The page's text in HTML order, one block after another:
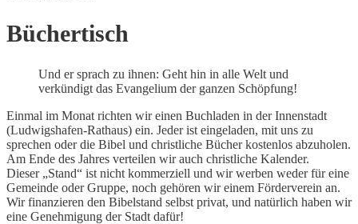
Büchertisch
Und er sprach zu ihnen: Geht hin in alle Welt und
verkündigt das Evangelium der ganzen Schöpfung!
Einmal im Monat richten wir einen Buchladen in der Innenstadt
(Ludwigshafen-Rathaus) ein. Jeder ist eingeladen, mit uns zu
sprechen oder die Bibel und christliche Bücher kostenlos abzuholen.
Am Ende des Jahres verteilen wir auch christliche Kalender.
Dieser „Stand“ ist nicht kommerziell und wir werben weder für eine
Gemeinde oder Gruppe, noch gehören wir einem Förderverein an.
Wir finanzieren den Bibelstand selbst privat, und natürlich haben wir
eine Genehmigung der Stadt dafür!